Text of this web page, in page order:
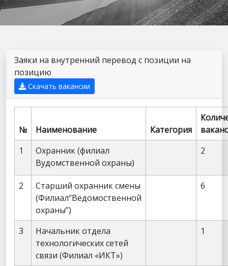
Заяки на внутренний перевод с позиции на
позицию
Скачать вакансии
№ Наименование Категория
1
Охранник (филиал
Вудомственной охраны)
2
2
Старший охранник смены
(Филиал“Ведомоственной
охраны”)
6
3
Начальник отдела
технологических сетей
связи (Филиал «ИКТ»)
1